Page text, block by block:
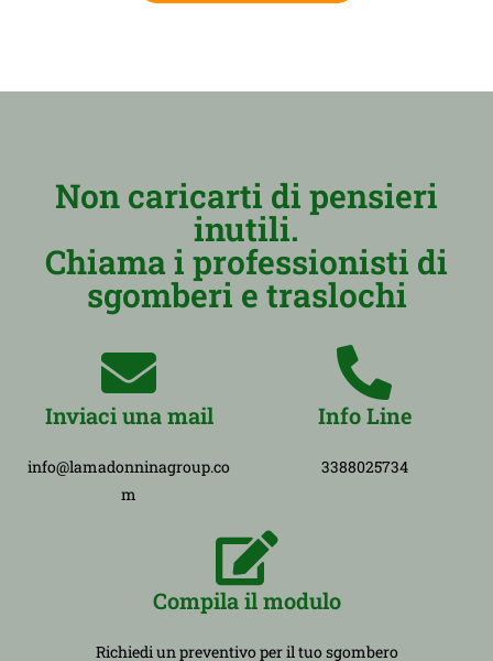
Non caricarti di pensieri
inutili.
Chiama i professionisti di
sgomberi e traslochi
Inviaci una mail
info@lamadonninagroup.co
m
Info Line
3388025734
Compila il modulo
Richiedi un preventivo per il tuo sgombero